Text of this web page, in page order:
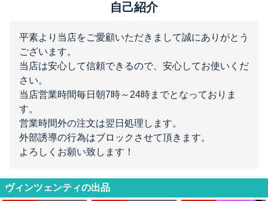
自己紹介
平素より当店をご愛顧いただきまして誠にありがとう
ございます。
当店は安心して信頼できるので、安心してお使いくだ
さい。
当店営業時間毎日朝7時～24時までとなっておりま
す。
営業時間外の注文は翌日処理します。
外部誘導の行為はブロックさせて頂きます。
よろしくお願い致します！
ヴィンツェンティの出品